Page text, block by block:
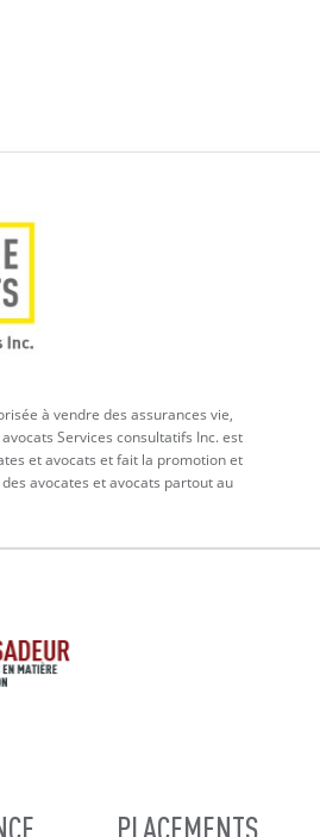
à vendre des assurances vie,
Services consultatifs Inc. est
et avocats et fait la promotion et
avocates et avocats partout au
PLACEMENTS